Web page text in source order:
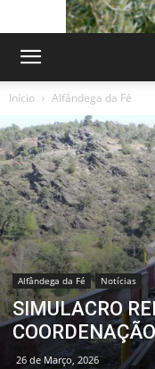
Início Alfândega da Fé
Alfândega da Fé Notícias
SIMULACRO
26 de Março, 2026